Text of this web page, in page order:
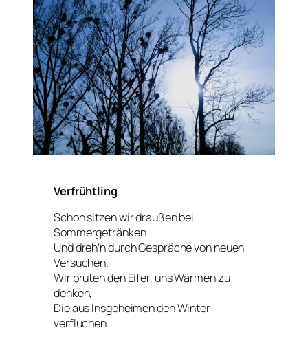
Verfrühtling
Schon sitzen wir draußen bei
Sommergetränken
Und dreh’n durch Gespräche von neuen
Versuchen.
Wir brüten den Eifer, uns Wärmen zu
denken,
Die aus Insgeheimen den Winter
verfluchen.